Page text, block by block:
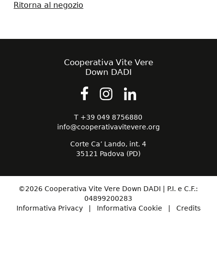
Ritorna al negozio
Cooperativa Vite Vere
Down DADI
T +39 049 8756880
info@cooperativavitevere.org
Corte Ca’ Lando, int. 4
35121 Padova (PD)
©2026 Cooperativa Vite Vere Down DADI | P.I. e C.F.:
04899200283
Informativa Privacy| Informativa Cookie Credits